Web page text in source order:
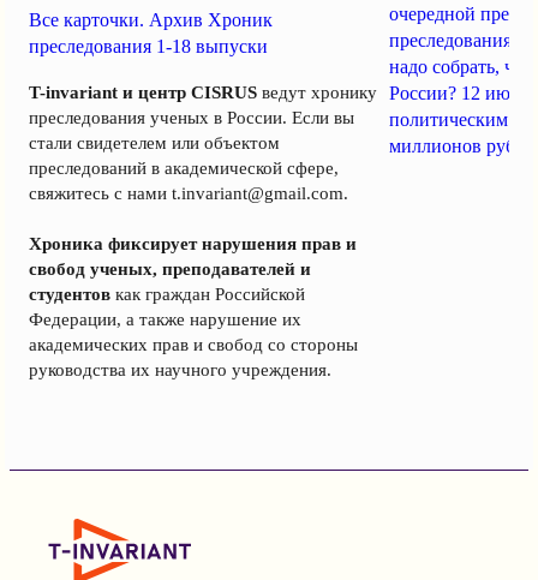
Все карточки. Архив Хроник
преследования 1-18 выпуски
T-invariant и центр CISRUS ведут хронику
преследования ученых в России. Если вы
стали свидетелем или объектом
преследований в академической сфере,
свяжитесь с нами t.invariant@gmail.com.
Хроника фиксирует нарушения прав и
свобод ученых, преподавателей и
студентов как граждан Российской
Федерации, а также нарушение их
академических прав и свобод со стороны
руководства их научного учреждения.
очередной
преследования
надо собрать,
России? 12
политическим
миллионов